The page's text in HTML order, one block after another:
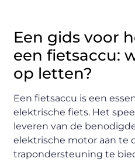
Een gids voor
een fietsaccu:
op letten?
Een fietsaccu is een
elektrische fiets. Het
leveren van de
elektrische motor aan te
trapondersteuning te